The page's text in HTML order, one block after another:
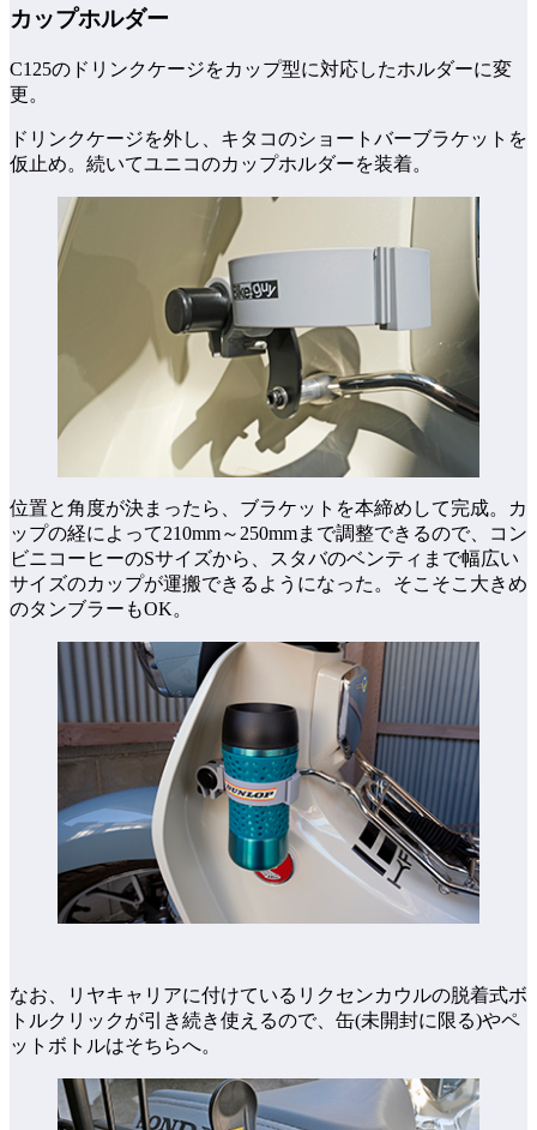
カップホルダー
C125のドリンクケージをカップ型に対応したホルダーに変
更。
ドリンクケージを外し、キタコのショートバーブラケットを
仮止め。続いてユニコのカップホルダーを装着。
位置と角度が決まったら、ブラケットを本締めして完成。カ
ップの経によって210mm～250mmまで調整できるので、コン
ビニコーヒーのSサイズから、スタバのベンティまで幅広い
サイズのカップが運搬できるようになった。そこそこ大きめ
のタンブラーもOK。
なお、リヤキャリアに付けているリクセンカウルの脱着式ボ
トルクリックが引き続き使えるので、缶(未開封に限る)やペ
ットボトルはそちらへ。